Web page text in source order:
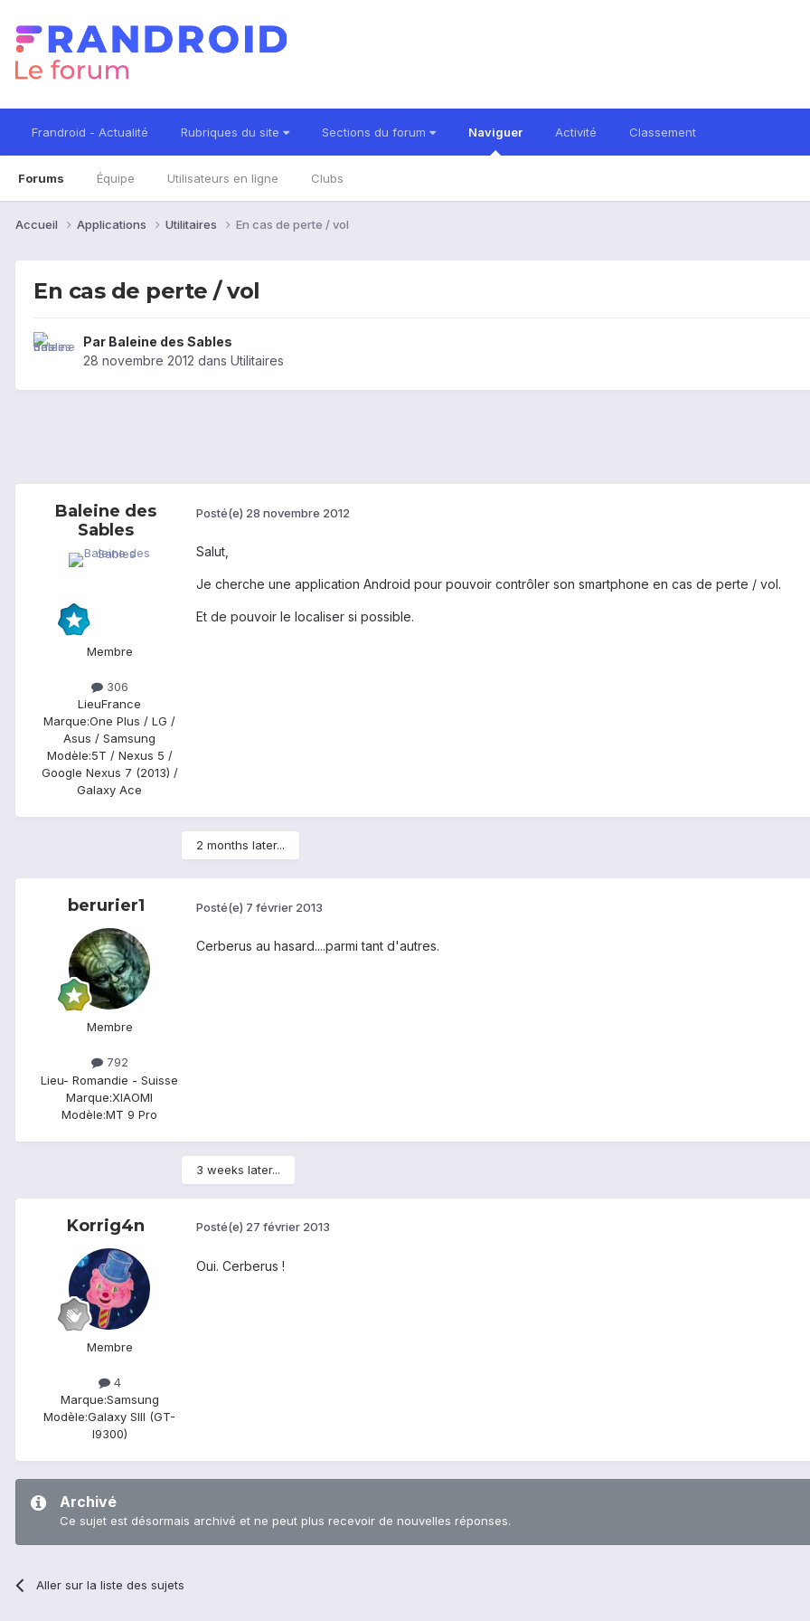
Frandroid - Actualité Rubriques du site Sections du forum Naviguer
Forums Équipe Utilisateurs en ligne Clubs
Activité Classement
Accueil Applications Utilitaires En cas de perte / vol
En cas de perte / vol
Par Baleine des Sables
28 novembre 2012 dans Utilitaires
Baleine des
Sables
Membre
306
LieuFrance
Marque:One Plus / LG /
Asus / Samsung
Modèle:5T / Nexus 5 /
Google Nexus 7 (2013) /
Galaxy Ace
Posté(e) 28 novembre 2012
Salut,
Je cherche une application Android pour pouvoir contrôler son smartphone en cas de perte / vol.
Et de pouvoir le localiser si possible.
2 months later...
berurier1
Membre
792
Lieu- Romandie - Suisse
Marque:XIAOMI
Modèle:MT 9 Pro
Posté(e) 7 février 2013
Cerberus au hasard....parmi tant d'autres.
3 weeks later...
Korrig4n
Membre
4
Marque:Samsung
Modèle:Galaxy SIII (GT-
I9300)
Posté(e) 27 février 2013
Oui. Cerberus !
Archivé
Ce sujet est désormais archivé et ne peut plus recevoir de nouvelles réponses.
Aller sur la liste des sujets